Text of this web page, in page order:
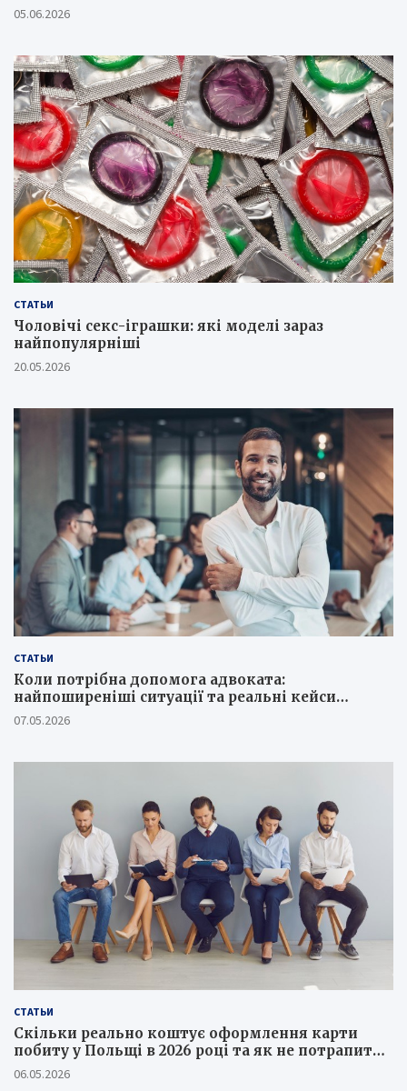
05.06.2026
СТАТЬИ
Чоловічі секс-іграшки: які моделі зараз
найпопулярніші
20.05.2026
СТАТЬИ
Коли потрібна допомога адвоката:
найпоширеніші ситуації та реальні кейси
юристів
07.05.2026
СТАТЬИ
Скільки реально коштує оформлення карти
побиту у Польщі в 2026 році та як не потрапити
на шахраїв
06.05.2026